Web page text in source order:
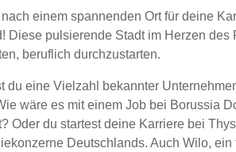
einem spannenden Ort für deine
Diese pulsierende Stadt im Herzen des
beruflich durchzustarten.
du eine Vielzahl bekannter
wäre es mit einem Job bei Borussia
Oder du startest deine Karriere bei
Deutschlands. Auch Wilo, ein